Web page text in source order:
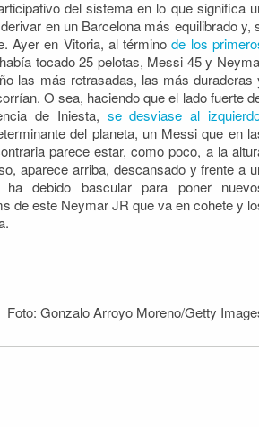
del sistema en lo que significa
en un Barcelona más equilibrado y,
Ayer en Vitoria, al términode los
tocado 25 pelotas, Messi 45 y
las más retrasadas, las más duraderas
O sea, haciendo que el lado fuerte
de Iniesta, se desviase al
del planeta, un Messi que en
parece estar, como poco, a la
aparece arriba, descansado y frente a
debido bascular para poner
de este Neymar JR que va en cohete y
Foto: Gonzalo Arroyo Moreno/Getty